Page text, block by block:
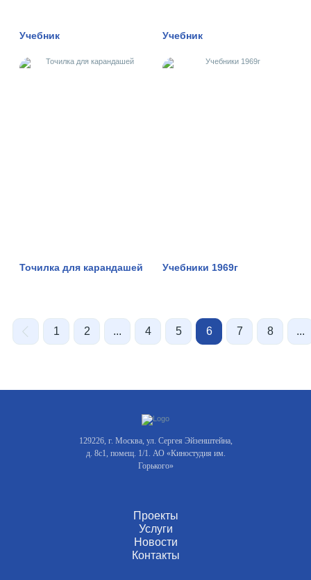
Учебник Учебник
Точилка для карандашей Учебники 1969г
1 2 ... 4 5 6 7 8 ...
129226, г. Москва, ул. Сергея Эйзенштейна,
д. 8с1, помещ. 1/1. АО «Киностудия им.
Горького»
Проекты
Услуги
Новости
Контакты